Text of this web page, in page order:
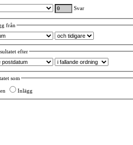
Svar
från
efter
som
Inlägg